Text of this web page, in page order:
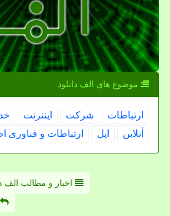
موضوع های الف دانلود
ارتباطات شركت اینترنت
آنلاین
اپل ارتباطات و فناوری
اخبار و مطالب الف